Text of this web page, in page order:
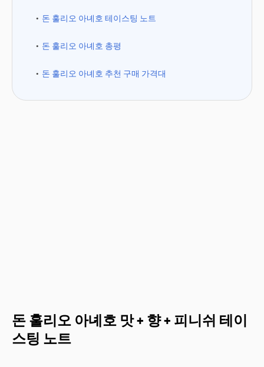
돈 훌리오 아녜호 테이스팅 노트
돈 훌리오 아녜호 총평
돈 훌리오 아녜호 추천 구매 가격대
돈 훌리오 아녜호 맛 + 향 + 피니쉬 테이
스팅 노트